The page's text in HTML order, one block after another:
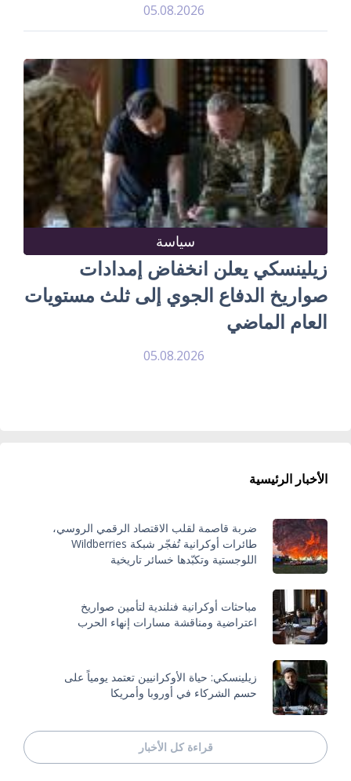
05.08.2026
سياسة
زيلينسكي يعلن انخفاض إمدادات
صواريخ الدفاع الجوي إلى ثلث مستويات
العام الماضي
05.08.2026
الأخبار الرئيسية
ضربة قاصمة لقلب الاقتصاد الرقمي الروسي،
طائرات أوكرانية تُفجّر شبكة Wildberries
اللوجستية وتكبّدها خسائر تاريخية
مباحثات أوكرانية فنلندية لتأمين صواريخ
اعتراضية ومناقشة مسارات إنهاء الحرب
زيلينسكي: حياة الأوكرانيين تعتمد يومياً على
حسم الشركاء في أوروبا وأمريكا
قراءة كل الأخبار